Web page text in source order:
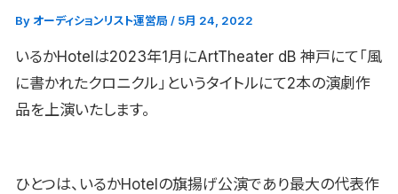
By オーディションリスト運営局 / 5月 24, 2022
いるかHotelは2023年1月にArtTheater dB 神戸にて「風
に書かれたクロニクル」というタイトルにて2本の演劇作
品を上演いたします。
ひとつは、いるかHotelの旗揚げ公演であり最大の代表作